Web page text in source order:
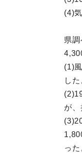
(4)
県
(1)
し
が
った